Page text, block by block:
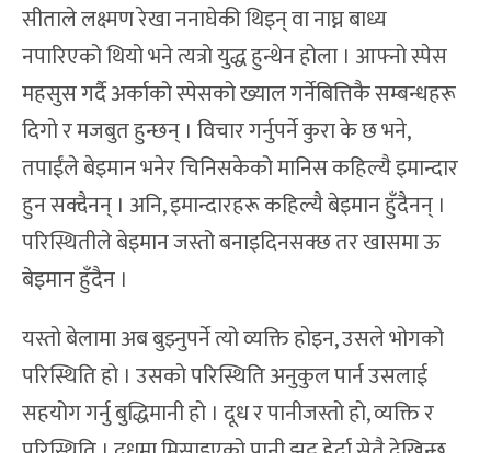
सीताले लक्ष्मण रेखा ननाघेकी थिइन् वा नाघ्न बाध्य
नपारिएको थियो भने त्यत्रो युद्ध हुन्थेन होला । आफ्नो स्पेस
महसुस गर्दै अर्काको स्पेसको ख्याल गर्नेबित्तिकै सम्बन्धहरू
दिगो र मजबुत हुन्छन् । विचार गर्नुपर्ने कुरा के छ भने,
तपाईंले बेइमान भनेर चिनिसकेको मानिस कहिल्यै इमान्दार
हुन सक्दैनन् । अनि, इमान्दारहरू कहिल्यै बेइमान हुँदैनन् ।
परिस्थितीले बेइमान जस्तो बनाइदिनसक्छ तर खासमा ऊ
बेइमान हुँदैन ।
यस्तो बेलामा अब बुझ्नुपर्ने त्यो व्यक्ति होइन, उसले भोगको
परिस्थिति हो । उसको परिस्थिति अनुकुल पार्न उसलाई
सहयोग गर्नु बुद्धिमानी हो । दूध र पानीजस्तो हो, व्यक्ति र